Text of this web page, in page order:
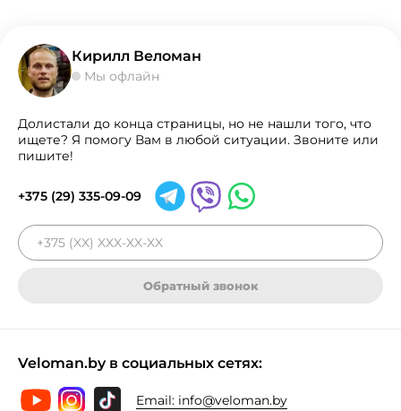
Кирилл Веломан
Мы офлайн
Долистали до конца страницы, но не нашли того, что
ищете? Я помогу Вам в любой ситуации. Звоните или
пишите!
+375 (29) 335-09-09
Обратный звонок
Veloman.by в социальных сетях:
Email: info@veloman.by